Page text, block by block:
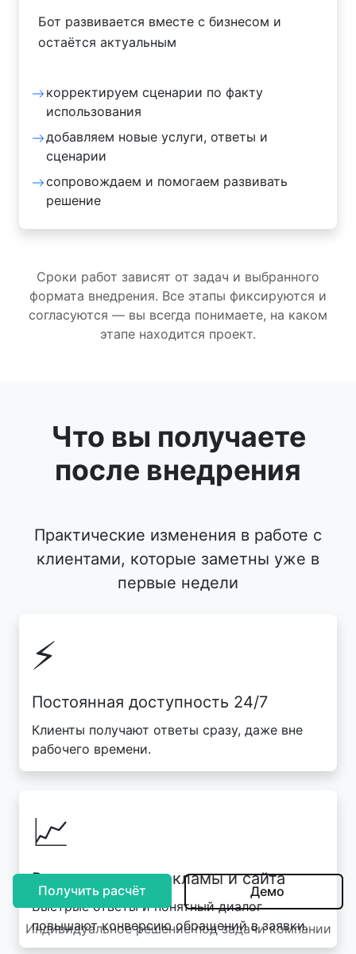
Бот развивается вместе с бизнесом и
остаётся актуальным
корректируем сценарии по факту
использования
добавляем новые услуги, ответы и
сценарии
сопровождаем и помогаем развивать
решение
Сроки работ зависят от задач и выбранного
формата внедрения. Все этапы фиксируются и
согласуются — вы всегда понимаете, на каком
этапе находится проект.
Что вы получаете
после внедрения
Практические изменения в работе с
клиентами, которые заметны уже в
первые недели
⚡
Постоянная доступность 24/7
Клиенты получают ответы сразу, даже вне
рабочего времени.
📈
Рост заявок из рекламы и сайта
Быстрые ответы и понятный диалог
повышают конверсию обращений в заявки.
Получить расчёт Демо
Индивидуальное решение под задачи компании